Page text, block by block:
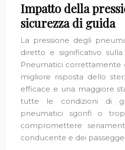
Impatto della
sicurezza di guida
La pressione degli
diretto e significativo
Pneumatici correttamente
migliore risposta dello
efficace e una maggiore
tutte le condizioni di
pneumatici sgonfi o
compromettere
conducente e dei